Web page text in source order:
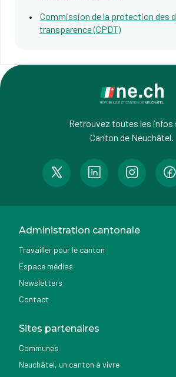
Commission de la protection des
transparence (CPDT)
Retrouvez toutes les infos
Canton de Neuchâtel.
Administration cantonale
Travailler pour le canton
Espace médias
Newsletters
Contact
Sites partenaires
Communes
Neuchâtel, un canton à vivre